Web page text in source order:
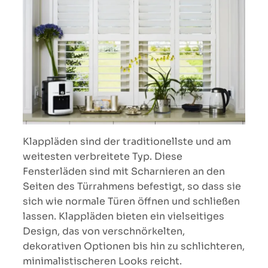
Klappläden sind der traditionellste und am
weitesten verbreitete Typ. Diese
Fensterläden sind mit Scharnieren an den
Seiten des Türrahmens befestigt, so dass sie
sich wie normale Türen öffnen und schließen
lassen. Klappläden bieten ein vielseitiges
Design, das von verschnörkelten,
dekorativen Optionen bis hin zu schlichteren,
minimalistischeren Looks reicht.